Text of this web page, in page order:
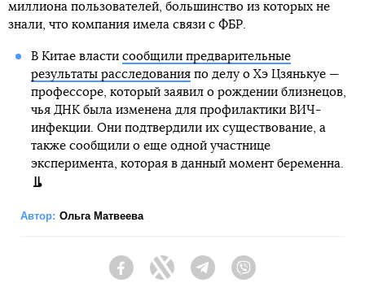
миллиона пользователей, большинство из которых не
знали, что компания имела связи с ФБР.
В Китае власти сообщили предварительные
результаты расследованияпо делу о Хэ Цзянькуе —
профессоре, который заявил о рождении близнецов,
чья ДНК была изменена для профилактики ВИЧ-
инфекции. Они подтвердили их существование, а
также сообщили о еще одной участнице
эксперимента, которая в данный момент беременна.
Автор: Ольга Матвеева
FacebookTwitter Telegram